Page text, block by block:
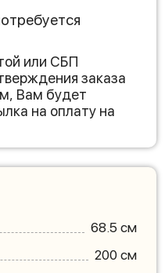
или СБП
заказа
Вам будет
на оплату на
68.5 см
200 см